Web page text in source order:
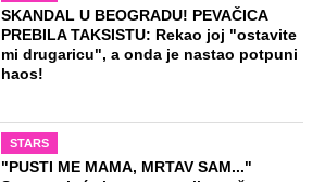
SKANDAL U BEOGRADU! PEVAČICA
PREBILA TAKSISTU: Rekao joj "ostavite
mi drugaricu", a onda je nastao potpuni
haos!
STARS
"PUSTI ME MAMA, MRTAV SAM..."